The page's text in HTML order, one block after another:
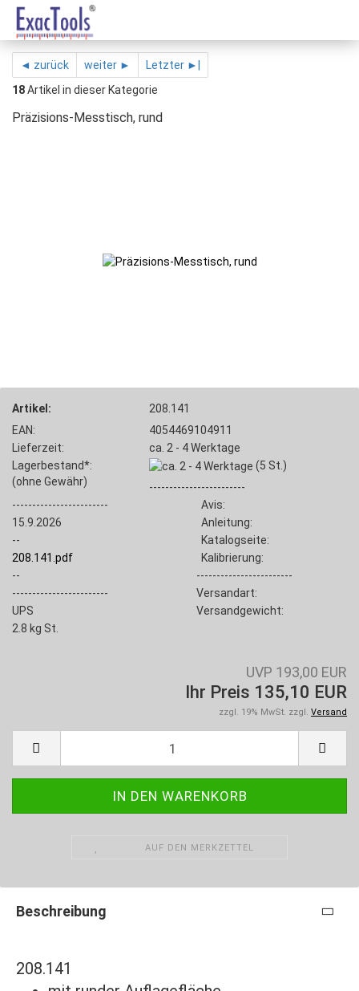
◄ zurück weiter ►
Letzter ►|
18Artikel in dieser Kategorie
Präzisions-Messtisch, rund
Artikel:
208.141
EAN:
4054469104911
Lieferzeit:
ca. 2 - 4 Werktage
Lagerbestand*:
(ohne Gewähr)
(5 St.)
------------------------
------------------------
Avis:
15.9.2026
Anleitung:
--
Katalogseite:
208.141.pdf
Kalibrierung:
--
------------------------
------------------------
Versandart:
UPS
Versandgewicht:
2.8 kg St.
UVP 193,00 EUR
Ihr Preis 135,10 EUR
zzgl. 19% MwSt. zzgl. Versand
AUF DEN MERKZETTEL
Beschreibung
208.141